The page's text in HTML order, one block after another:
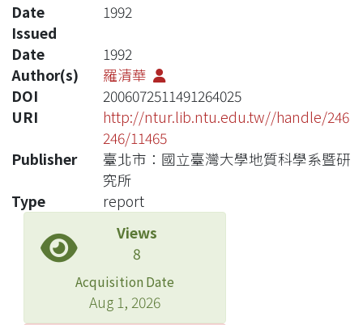
Date
Issued
1992
Date
1992
Author(s)
羅清華
DOI
2006072511491264025
URI
http://ntur.lib.ntu.edu.tw//handle/246
246/11465
Publisher
臺北市：國立臺灣大學地質科學系暨研
究所
Type
report
Views
8
Acquisition Date
Aug 1, 2026